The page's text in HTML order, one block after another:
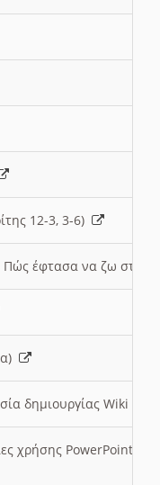
12-3, 3-6)
Πώς έφτασα να ζω στην
δημιουργίας Wiki
χρήσης PowerPoint